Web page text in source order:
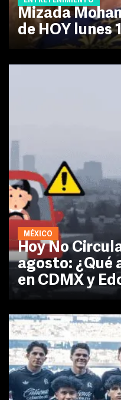
Mizada
de HOY lunes
MÉXICO
Hoy No
agosto: ¿Qué
en CDMX y